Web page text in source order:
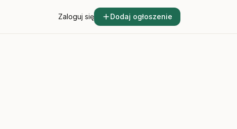
Zaloguj się Dodaj ogłoszenie